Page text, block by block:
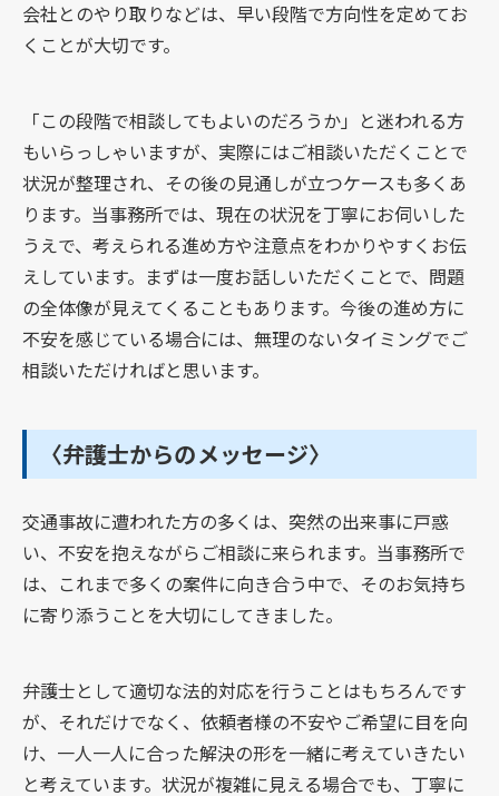
会社とのやり取りなどは、早い段階で方向性を定めてお
くことが大切です。
「この段階で相談してもよいのだろうか」と迷われる方
もいらっしゃいますが、実際にはご相談いただくことで
状況が整理され、その後の見通しが立つケースも多くあ
ります。当事務所では、現在の状況を丁寧にお伺いした
うえで、考えられる進め方や注意点をわかりやすくお伝
えしています。まずは一度お話しいただくことで、問題
の全体像が見えてくることもあります。今後の進め方に
不安を感じている場合には、無理のないタイミングでご
相談いただければと思います。
〈弁護士からのメッセージ〉
交通事故に遭われた方の多くは、突然の出来事に戸惑
い、不安を抱えながらご相談に来られます。当事務所で
は、これまで多くの案件に向き合う中で、そのお気持ち
に寄り添うことを大切にしてきました。
弁護士として適切な法的対応を行うことはもちろんです
が、それだけでなく、依頼者様の不安やご希望に目を向
け、一人一人に合った解決の形を一緒に考えていきたい
と考えています。状況が複雑に見える場合でも、丁寧に